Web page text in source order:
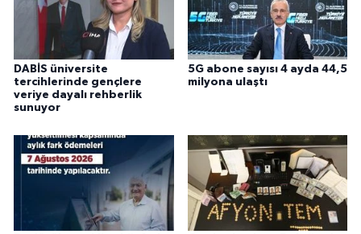
DABİS üniversite
tercihlerinde gençlere
veriye dayalı rehberlik
sunuyor
5G abone sayısı 4 ayda 44,5
milyona ulaştı